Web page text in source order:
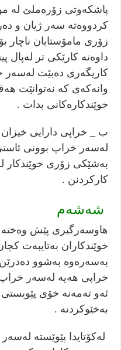
پاشکەوتی زۆرەملێ لە
کردووەتە سەر ژیان و
زۆری مامۆستایان ناچار
داوەتە کارێکی تر
کاریگەری دەبێت لەسەر
وانەکەی کە نەتوانێت
خوێندکاره‌كانی بدات .
ب _ خراپی دارایی
لەسەر خراپ بوونی
بەشێکی زۆری خوێندکار
کارکردنن .
شەشەم
هاوسەرگیری پێش وەختە
خوێندکاران بەتایبەت
بەسەرەوە بەشوو
خراپی هەیە لەسەر
ئەو تەمەنە خۆی
بەخێوکردنە .
لەکۆتایدا پێوێستە